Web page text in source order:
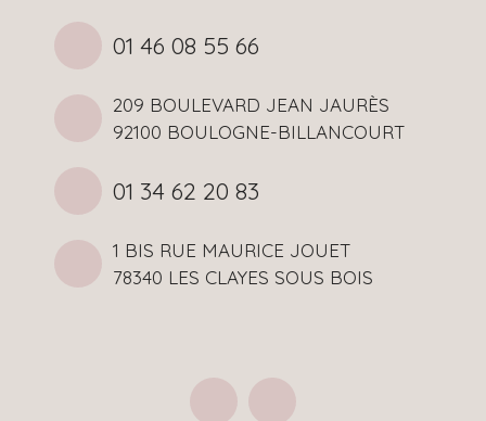
01 46 08 55 66
209 BOULEVARD JEAN JAURÈS
92100 BOULOGNE-BILLANCOURT
01 34 62 20 83
1 BIS RUE MAURICE JOUET
78340 LES CLAYES SOUS BOIS